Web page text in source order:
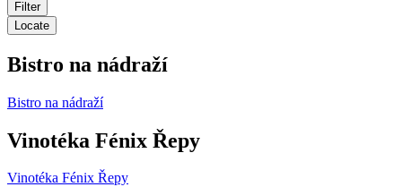
Locate
Bistro na nádraží
Bistro na nádraží
Vinotéka Fénix Řepy
Vinotéka Fénix Řepy